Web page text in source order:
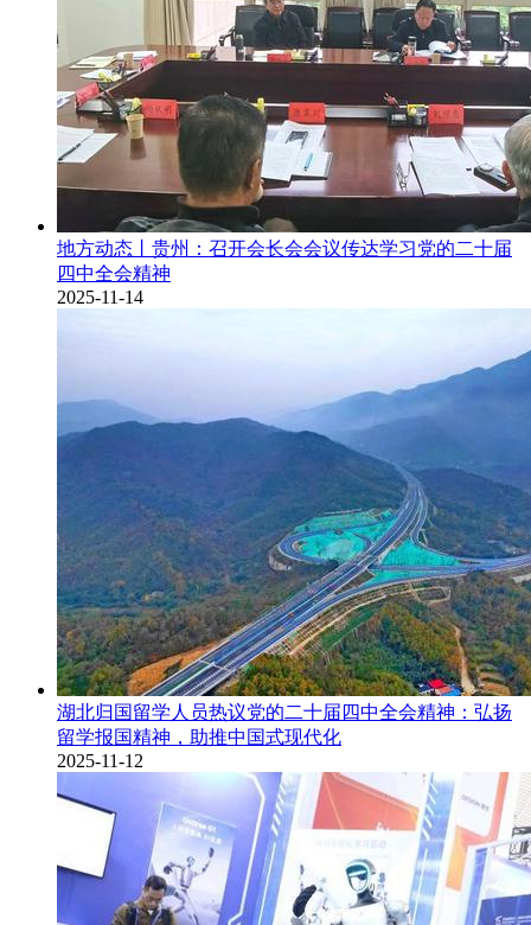
地方动态丨贵州：召开会长会会议传达学习党的二十届
四中全会精神
2025-11-14
湖北归国留学人员热议党的二十届四中全会精神：弘扬
留学报国精神，助推中国式现代化
2025-11-12